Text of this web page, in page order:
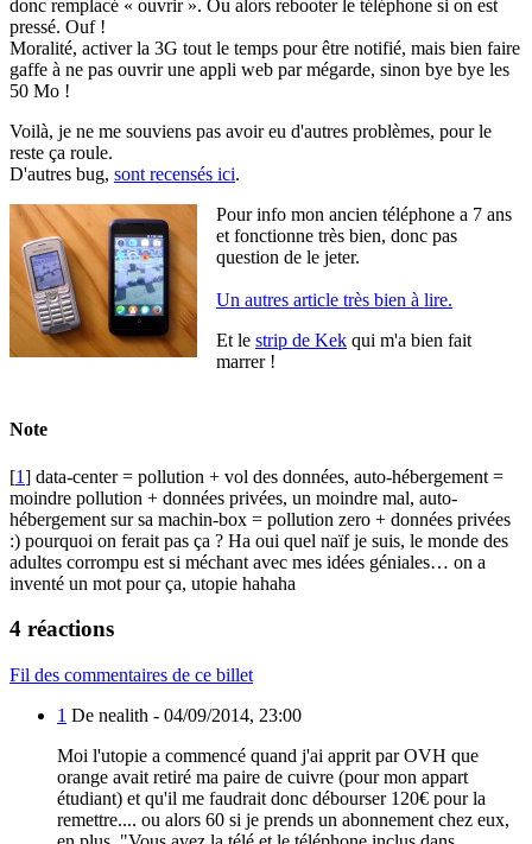
donc remplacé « ouvrir ». Ou alors rebooter le téléphone si on est
pressé. Ouf !
Moralité, activer la 3G tout le temps pour être notifié, mais bien faire
gaffe à ne pas ouvrir une appli web par mégarde, sinon bye bye les
50 Mo !
Voilà, je ne me souviens pas avoir eu d'autres problèmes, pour le
reste ça roule.
D'autres bug, sont recensés ici.
Pour info mon ancien téléphone a 7 ans
et fonctionne très bien, donc pas
question de le jeter.
Un autres article très bien à lire.
Et le strip de Kek qui m'a bien fait
marrer !
Note
[1] data-center = pollution + vol des données, auto-hébergement =
moindre pollution + données privées, un moindre mal, auto-
hébergement sur sa machin-box = pollution zero + données privées
:) pourquoi on ferait pas ça ? Ha oui quel naïf je suis, le monde des
adultes corrompu est si méchant avec mes idées géniales… on a
inventé un mot pour ça, utopie hahaha
4 réactions
Fil des commentaires de ce billet
1 De nealith - 04/09/2014, 23:00
Moi l'utopie a commencé quand j'ai apprit par OVH que
orange avait retiré ma paire de cuivre (pour mon appart
étudiant) et qu'il me faudrait donc débourser 120€ pour la
remettre.... ou alors 60 si je prends un abonnement chez eux,